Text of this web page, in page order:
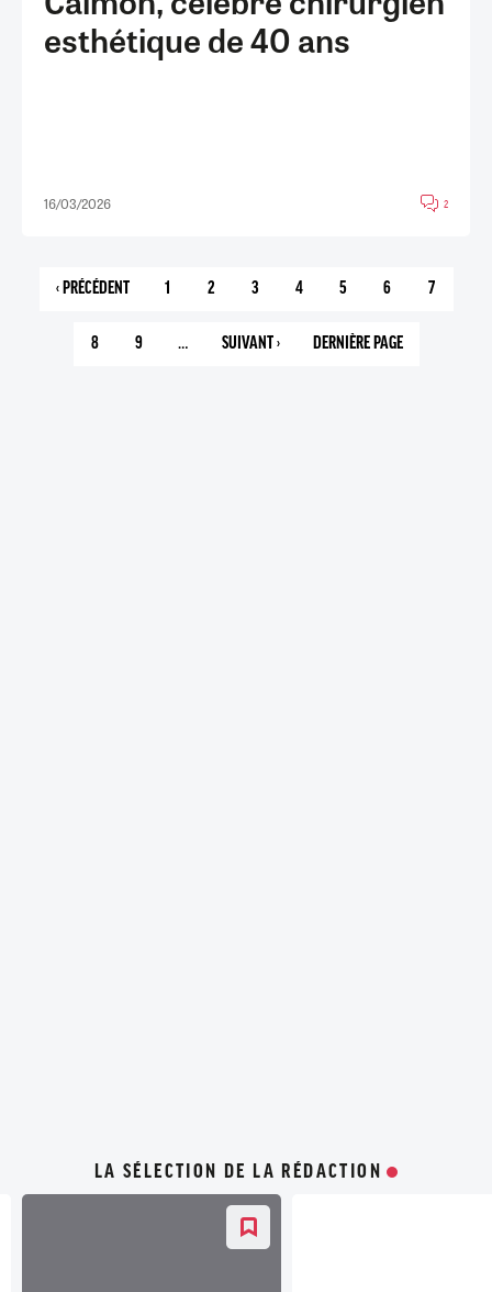
esthétique de 40 ans
16/03/2026 2
PAGE
‹ PRÉCÉDENT PAGE
1 PAGE
2 PAGE
3 PAGE
4
PAGE
5 PAGE
6 PAGE
7
PAGE
8 PAGE
9 …
PAGE
SUIVANT › DERNIÈRE PAGE
142
LA SÉLECTION DE LA RÉDACTION